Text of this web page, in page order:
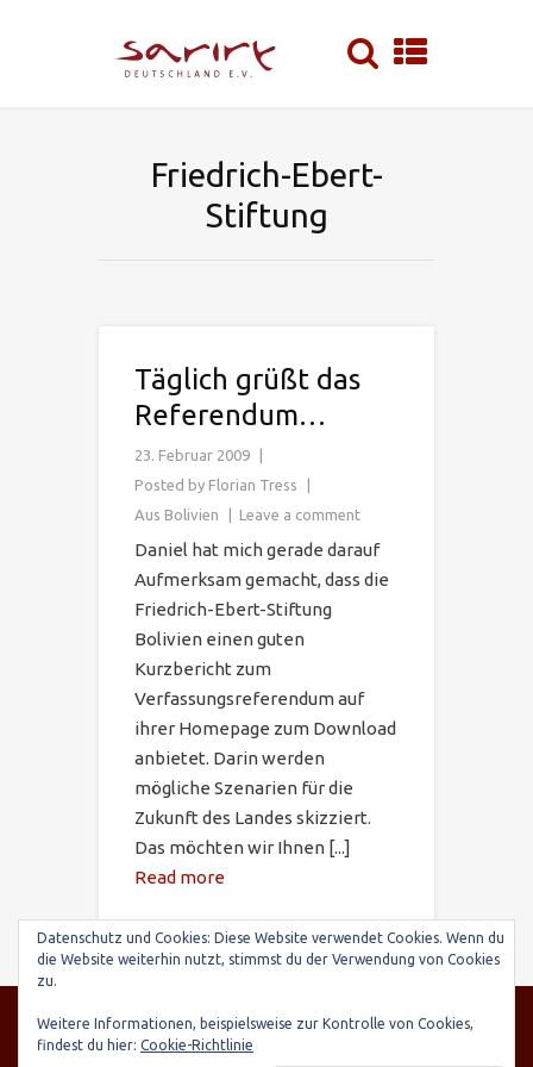
Friedrich-Ebert-
Stiftung
Täglich grüßt das
Referendum…
23. Februar 2009
Posted by Florian Tress
Aus Bolivien
Leave a comment
Daniel hat mich gerade darauf
Aufmerksam gemacht, dass die
Friedrich-Ebert-Stiftung
Bolivien einen guten
Kurzbericht zum
Verfassungsreferendum auf
ihrer Homepage zum Download
anbietet. Darin werden
mögliche Szenarien für die
Zukunft des Landes skizziert.
Das möchten wir Ihnen [...]
Read more
© SARIRY Deutschland e.V., Seltenhornstr. 21,
84559 Kraiburg | Spendenkonto: Raiffeisenbank
Taufkirchen-Oberneukirchen, IBAN: DE03 7016
Datenschutz und Cookies: Diese Website verwendet Cookies. Wenn du
die Website weiterhin nutzt, stimmst du der Verwendung von Cookies
zu.
Weitere Informationen, beispielsweise zur Kontrolle von Cookies,
findest du hier: Cookie-Richtlinie